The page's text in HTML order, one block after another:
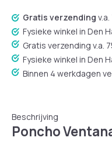
Gratis verzending
Fysieke winkel in Den
Gratis verzending v.a.
Fysieke winkel in Den
Binnen 4 werkdagen
Beschrijving
Poncho